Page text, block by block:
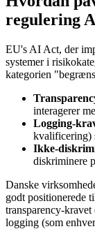
regulering
EU's AI Act, der
systemer i
kategorien
interagerer
Logging-
kvalificering)
Ikke-
diskriminere
Danske
godt positionerede
transparency-
logging (som